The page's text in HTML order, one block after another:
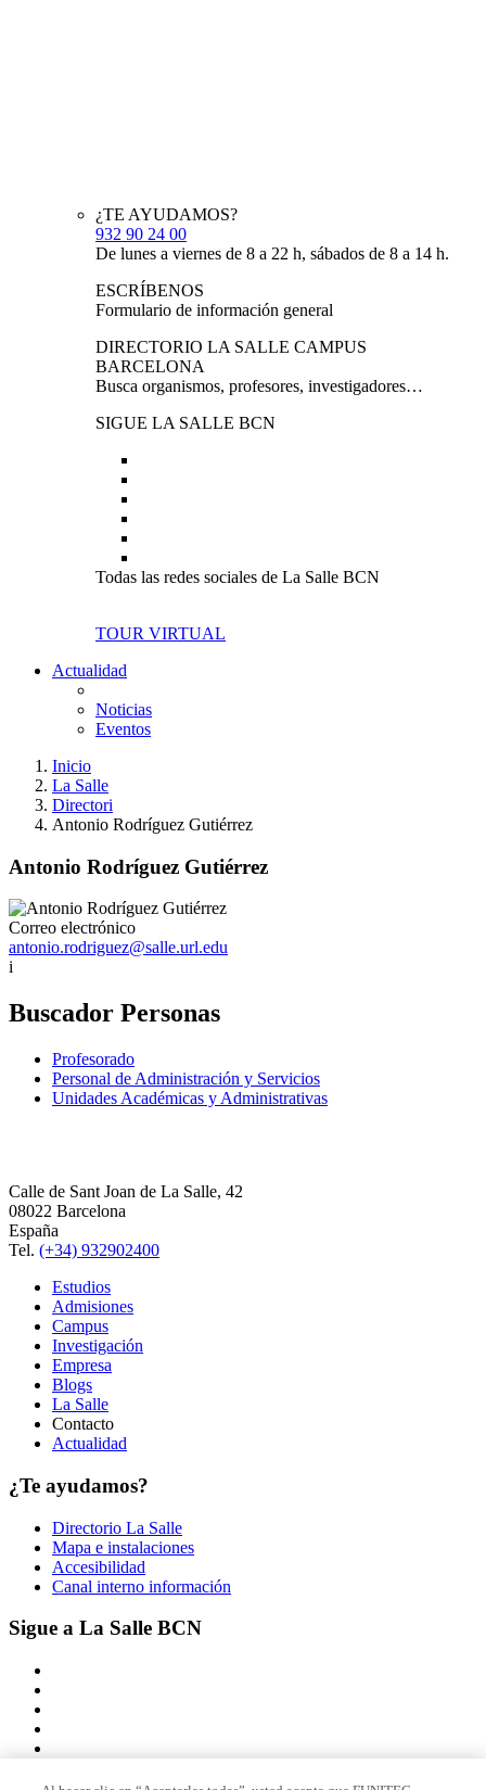
¿TE AYUDAMOS?
932 90 24 00
De lunes a viernes de 8 a 22 h, sábados de 8 a 14 h.
ESCRÍBENOS
Formulario de información general
DIRECTORIO LA SALLE CAMPUS
BARCELONA
Busca organismos, profesores, investigadores…
SIGUE LA SALLE BCN
Todas las redes sociales de La Salle BCN
TOUR VIRTUAL
Actualidad
Noticias
Eventos
Inicio
La Salle
Directori
Antonio Rodríguez Gutiérrez
Antonio Rodríguez Gutiérrez
Correo electrónico
antonio.rodriguez@salle.url.edu
i
Buscador Personas
Profesorado
Personal de Administración y Servicios
Unidades Académicas y Administrativas
Calle de Sant Joan de La Salle, 42
08022 Barcelona
España
Tel. (+34) 932902400
Estudios
Admisiones
Campus
Investigación
Empresa
Blogs
La Salle
Contacto
Actualidad
¿Te ayudamos?
Directorio La Salle
Mapa e instalaciones
Accesibilidad
Canal interno información
Sigue a La Salle BCN